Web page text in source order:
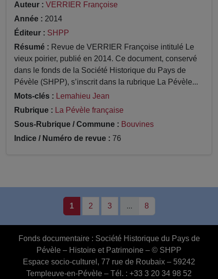
Auteur : VERRIER Françoise
Année : 2014
Éditeur : SHPP
Résumé : Revue de VERRIER Françoise intitulé Le
vieux poirier, publié en 2014. Ce document, conservé
dans le fonds de la Société Historique du Pays de
Pévèle (SHPP), s’inscrit dans la rubrique La Pévèle...
Mots-clés : Lemahieu Jean
Rubrique : La Pévèle française
Sous-Rubrique / Commune : Bouvines
Indice / Numéro de revue : 76
1 2 3 ... 8
Fonds documentaire : Société Historique du Pays de
Pévèle – Histoire et Patrimoine – © SHPP
Espace socio-culturel, 77 rue de Roubaix – 59242
Templeuve-en-Pévèle – Tél. : +33 3 20 34 98 52